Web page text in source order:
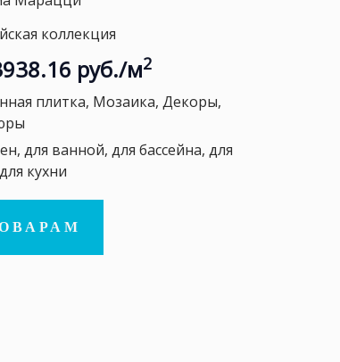
коллекция
руб./м2
плитка, Мозаика, Декоры,
для ванной, для бассейна, для
кухни